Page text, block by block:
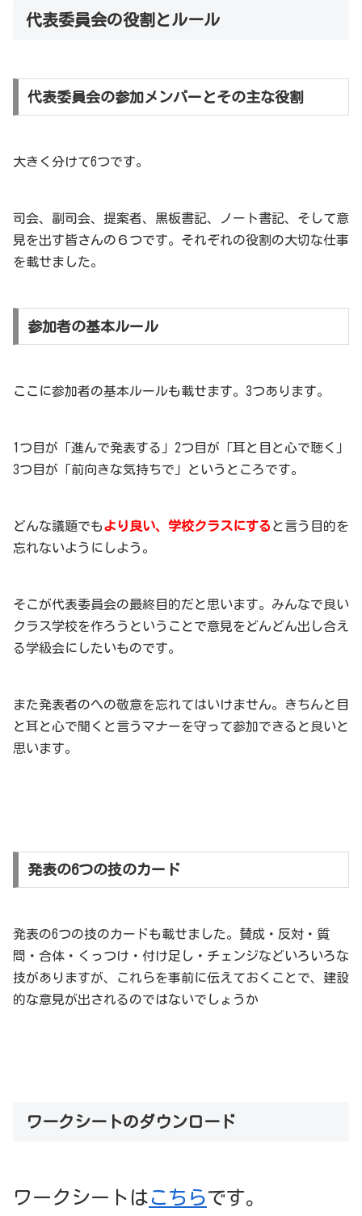
代表委員会の役割とルール
代表委員会の参加メンバーとその主な役割
大きく分けて6つです。
司会、副司会、提案者、黒板書記、ノート書記、そして意
見を出す皆さんの６つです。それぞれの役割の大切な仕事
を載せました。
参加者の基本ルール
ここに参加者の基本ルールも載せます。3つあります。
1つ目が「進んで発表する」2つ目が「耳と目と心で聴く」
3つ目が「前向きな気持ちで」というところです。
どんな議題でもより良い、学校クラスにする と言う目的を
忘れないようにしよう。
そこが代表委員会の最終目的だと思います。みんなで良い
クラス学校を作ろうということで意見をどんどん出し合え
る学級会にしたいものです。
また発表者のへの敬意を忘れてはいけません。きちんと目
と耳と心で聞くと言うマナーを守って参加できると良いと
思います。
発表の6つの技のカード
発表の6つの技のカードも載せました。賛成・反対・質
問・合体・くっつけ・付け足し・チェンジなどいろいろな
技がありますが、これらを事前に伝えておくことで、建設
的な意見が出されるのではないでしょうか
ワークシートのダウンロード
ワークシートはこちらです。